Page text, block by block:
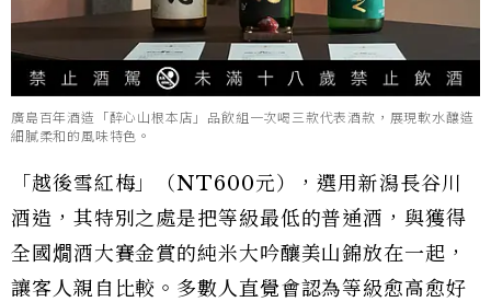
廣島百年酒造「醉心山根本店」品飲組一次喝三款代表酒款，展現軟水釀造
細膩柔和的風味特色。
「越後雪紅梅」（NT600元），選用新潟長谷川
酒造，其特別之處是把等級最低的普通酒，與獲得
全國燗酒大賽金賞的純米大吟釀美山錦放在一起，
讓客人親自比較。多數人直覺會認為等級愈高愈好